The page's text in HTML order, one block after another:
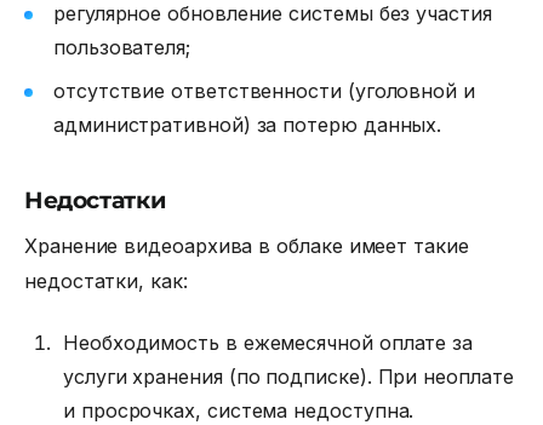
регулярное обновление системы без участия
пользователя;
отсутствие ответственности (уголовной и
административной) за потерю данных.
Недостатки
Хранение видеоархива в облаке имеет такие
недостатки, как:
Необходимость в ежемесячной оплате за
услуги хранения (по подписке). При неоплате
и просрочках, система недоступна.